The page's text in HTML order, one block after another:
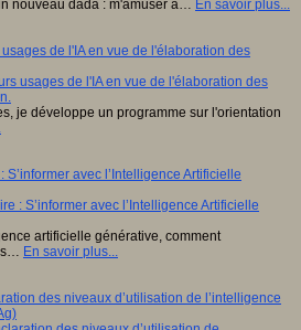
nouveau dada : m'amuser à… En savoir plus...
de l'IA en vue de l'élaboration des
je développe un programme sur l'orientation
avec l’Intelligence Artificielle
artificielle générative, comment
En savoir plus...
des niveaux d’utilisation de l’intelligence